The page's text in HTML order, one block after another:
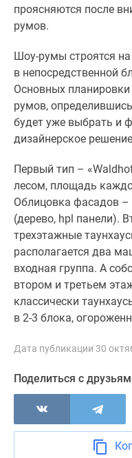
Экология
Москвы
Подмосковья
Студии
комнатные
комнатные
Квартиры
карте
Ипотечный
калькулятор
Семейная
ипотека
Военная
Банки
программы
Медиа
Новости
недвижимости
проясняются после
румов.
Шоу-румы строятся
в непосредственной
Основных планировки
румов,
будет уже выбрать и
дизайнерское
Первый тип –
лесом, площадь
Облицовка фасадов –
(дерево, hpl панели).
трехэтажные
располагается два
входная группа. А
втором и третьем
классически
в 2-3 блока,
Дата публикации 30
Поделиться с